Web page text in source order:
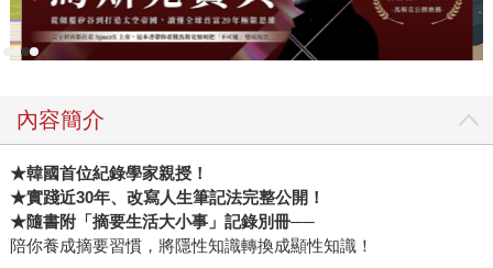
克里斯汀生獲此殊榮。 這也是為什麼，無論在美國或亞洲馬
丁都有廣大讀者的原因。他在《哈佛商業評論》以及台灣
《ＥＭＢＡ》雜誌上的專欄，長期受到讀者歡迎，於是當我
出版訊息時，第一時間就找了書稿來看。 果然，沒有讓人失
望！這本書集結了他多年來陸續發表在《哈佛商業評論》上
備受肯定的好文，共有十四堂課，分別針對當前企業心中最
大的痛點，一一破解。 比方說，整本書開宗明義，就提醒企
業不要搞錯了競爭的對象。很多企業都誤以為，A公司是跟B
公司競爭，例如Toyota是跟Honda競爭，波音是跟空中巴士
內容簡介
★韓國首位紀錄學家親授！
★實踐近30年、改寫人生筆記法完整公開！
★隨書附「摘要生活大小事」記錄別冊──
陪你養成摘要習慣，將隱性知識轉換成顯性知識！